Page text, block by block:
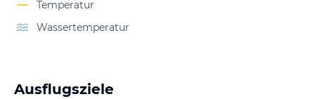
Temperatur
Wassertemperatur
Ausflugsziele